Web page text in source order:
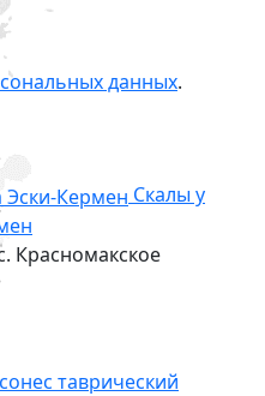
данных.
Скалы у
Красномакское
таврический